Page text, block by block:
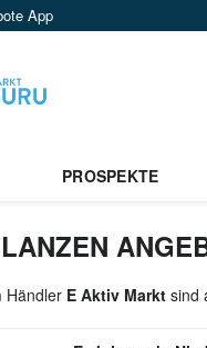
App
PROSPEKTE
Händler E Aktiv Markt sind